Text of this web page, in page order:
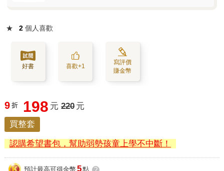
★ 2 個人喜歡
好書 喜歡+1
寫評價
賺金幣
9 折 198 元 220 元
買整套
認購希望書包，幫助弱勢孩童上學不中斷！
預計最高可得金幣 5點